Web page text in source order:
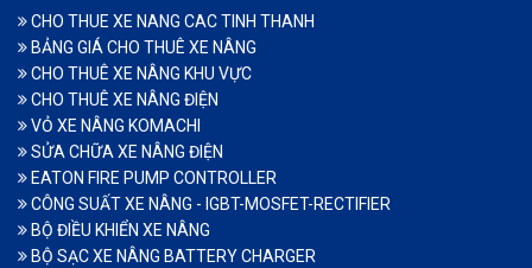
CHO THUE XE NANG CAC TINH THANH
BẢNG GIÁ CHO THUÊ XE NÂNG
CHO THUÊ XE NÂNG KHU VỰC
CHO THUÊ XE NÂNG ĐIỆN
VỎ XE NÂNG KOMACHI
SỬA CHỮA XE NÂNG ĐIỆN
EATON FIRE PUMP CONTROLLER
CÔNG SUẤT XE NÂNG - IGBT-MOSFET-RECTIFIER
BỘ ĐIỀU KHIỂN XE NÂNG
BỘ SẠC XE NÂNG BATTERY CHARGER